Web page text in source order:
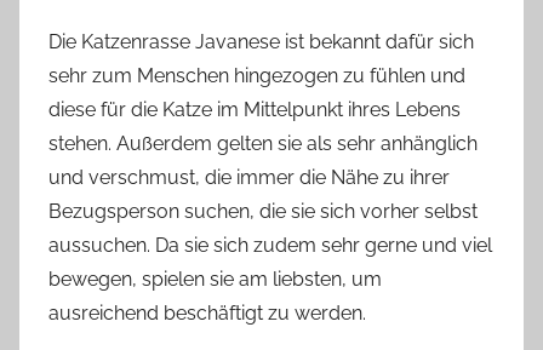
Die Katzenrasse Javanese ist bekannt dafür sich
sehr zum Menschen hingezogen zu fühlen und
diese für die Katze im Mittelpunkt ihres Lebens
stehen. Außerdem gelten sie als sehr anhänglich
und verschmust, die immer die Nähe zu ihrer
Bezugsperson suchen, die sie sich vorher selbst
aussuchen. Da sie sich zudem sehr gerne und viel
bewegen, spielen sie am liebsten, um
ausreichend beschäftigt zu werden.